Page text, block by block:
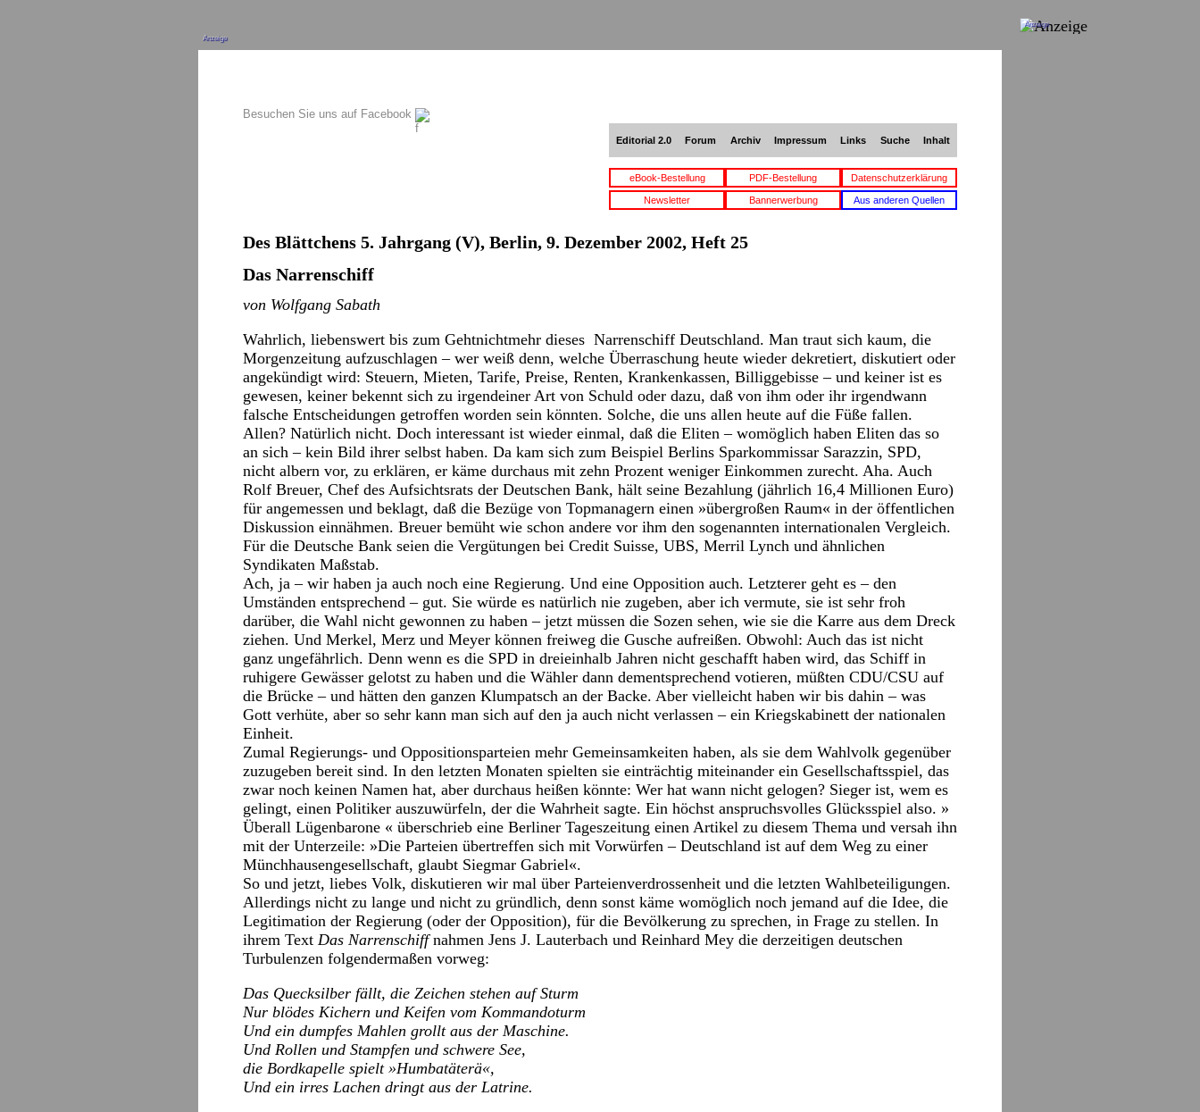
Anzeige
Besuchen Sie uns auf Facebook
Editorial 2.0 Forum Archiv Impressum Links Suche Inhalt
eBook-Bestellung PDF-Bestellung Datenschutzerklärung
Newsletter Bannerwerbung Aus anderen Quellen
Des Blättchens 5. Jahrgang (V), Berlin, 9. Dezember 2002, Heft 25
Das Narrenschiff
von Wolfgang Sabath
Wahrlich, liebenswert bis zum Gehtnichtmehr dieses Narrenschiff Deutschland. Man traut sich kaum, die
Morgenzeitung aufzuschlagen – wer weiß denn, welche Überraschung heute wieder dekretiert, diskutiert oder
angekündigt wird: Steuern, Mieten, Tarife, Preise, Renten, Krankenkassen, Billiggebisse – und keiner ist es
gewesen, keiner bekennt sich zu irgendeiner Art von Schuld oder dazu, daß von ihm oder ihr irgendwann
falsche Entscheidungen getroffen worden sein könnten. Solche, die uns allen heute auf die Füße fallen.
Allen? Natürlich nicht. Doch interessant ist wieder einmal, daß die Eliten – womöglich haben Eliten das so
an sich – kein Bild ihrer selbst haben. Da kam sich zum Beispiel Berlins Sparkommissar Sarazzin, SPD,
nicht albern vor, zu erklären, er käme durchaus mit zehn Prozent weniger Einkommen zurecht. Aha. Auch
Rolf Breuer, Chef des Aufsichtsrats der Deutschen Bank, hält seine Bezahlung (jährlich 16,4 Millionen Euro)
für angemessen und beklagt, daß die Bezüge von Topmanagern einen »übergroßen Raum« in der öffentlichen
Diskussion einnähmen. Breuer bemüht wie schon andere vor ihm den sogenannten internationalen Vergleich.
Für die Deutsche Bank seien die Vergütungen bei Credit Suisse, UBS, Merril Lynch und ähnlichen
Syndikaten Maßstab.
Ach, ja – wir haben ja auch noch eine Regierung. Und eine Opposition auch. Letzterer geht es – den
Umständen entsprechend – gut. Sie würde es natürlich nie zugeben, aber ich vermute, sie ist sehr froh
darüber, die Wahl nicht gewonnen zu haben – jetzt müssen die Sozen sehen, wie sie die Karre aus dem Dreck
ziehen. Und Merkel, Merz und Meyer können freiweg die Gusche aufreißen. Obwohl: Auch das ist nicht
ganz ungefährlich. Denn wenn es die SPD in dreieinhalb Jahren nicht geschafft haben wird, das Schiff in
ruhigere Gewässer gelotst zu haben und die Wähler dann dementsprechend votieren, müßten CDU/CSU auf
die Brücke – und hätten den ganzen Klumpatsch an der Backe. Aber vielleicht haben wir bis dahin – was
Gott verhüte, aber so sehr kann man sich auf den ja auch nicht verlassen – ein Kriegskabinett der nationalen
Einheit.
Zumal Regierungs- und Oppositionsparteien mehr Gemeinsamkeiten haben, als sie dem Wahlvolk gegenüber
zuzugeben bereit sind. In den letzten Monaten spielten sie einträchtig miteinander ein Gesellschaftsspiel, das
zwar noch keinen Namen hat, aber durchaus heißen könnte: Wer hat wann nicht gelogen? Sieger ist, wem es
gelingt, einen Politiker auszuwürfeln, der die Wahrheit sagte. Ein höchst anspruchsvolles Glücksspiel also. »
Überall Lügenbarone « überschrieb eine Berliner Tageszeitung einen Artikel zu diesem Thema und versah ihn
mit der Unterzeile: »Die Parteien übertreffen sich mit Vorwürfen – Deutschland ist auf dem Weg zu einer
Münchhausengesellschaft, glaubt Siegmar Gabriel«.
So und jetzt, liebes Volk, diskutieren wir mal über Parteienverdrossenheit und die letzten Wahlbeteiligungen.
Allerdings nicht zu lange und nicht zu gründlich, denn sonst käme womöglich noch jemand auf die Idee, die
Legitimation der Regierung (oder der Opposition), für die Bevölkerung zu sprechen, in Frage zu stellen. In
ihrem Text Das Narrenschiffnahmen Jens J. Lauterbach und Reinhard Mey die derzeitigen deutschen
Turbulenzen folgendermaßen vorweg:
Das Quecksilber fällt, die Zeichen stehen auf Sturm
Nur blödes Kichern und Keifen vom Kommandoturm
Und ein dumpfes Mahlen grollt aus der Maschine.
Und Rollen und Stampfen und schwere See,
die Bordkapelle spielt »Humbatäterä«,
Und ein irres Lachen dringt aus der Latrine.
Anzeige